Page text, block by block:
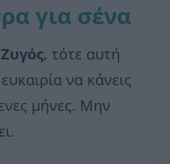
για σένα
Ζυγός, τότε αυτή
να κάνεις
μήνες. Μην